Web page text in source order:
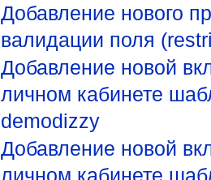
Добавление нового
валидации поля
Добавление новой
личном кабинете
demodizzy
Добавление новой
личном кабинете